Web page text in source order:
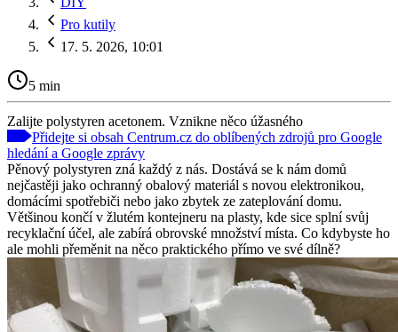
Pro kutily
17. 5. 2026, 10:01
5 min
Zalijte polystyren acetonem. Vznikne něco úžasného
Přidejte si obsah Centrum.cz do oblíbených zdrojů pro Google
hledání a Google zprávy
Pěnový polystyren zná každý z nás. Dostává se k nám domů
nejčastěji jako ochranný obalový materiál s novou elektronikou,
domácími spotřebiči nebo jako zbytek ze zateplování domu.
Většinou končí v žlutém kontejneru na plasty, kde sice splní svůj
recyklační účel, ale zabírá obrovské množství místa. Co kdybyste ho
ale mohli přeměnit na něco praktického přímo ve své dílně?